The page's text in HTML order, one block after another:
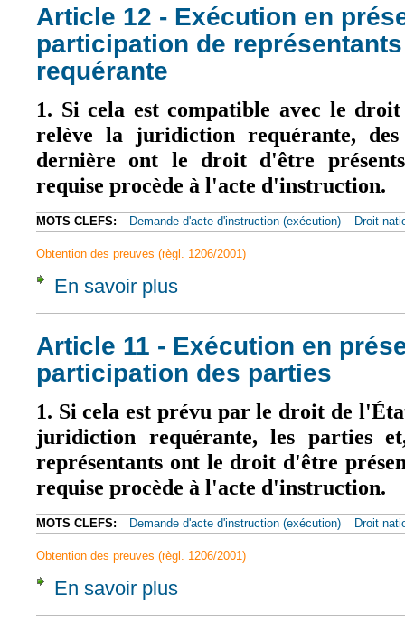
Article 12 - Exécution en
participation de
requérante
1. Si cela est compatible avec le
relève la juridiction requérante, des
dernière ont le droit d'être
requise procède à l'acte d'instruction.
MOTS CLEFS: Demande d'acte d'instruction (exécution) Droit
Obtention des preuves (règl. 1206/2001)
En savoir plus
Article 11 - Exécution en
participation des parties
1. Si cela est prévu par le droit de
juridiction requérante, les parties
représentants ont le droit d'être
requise procède à l'acte d'instruction.
MOTS CLEFS: Demande d'acte d'instruction (exécution) Droit
Obtention des preuves (règl. 1206/2001)
En savoir plus